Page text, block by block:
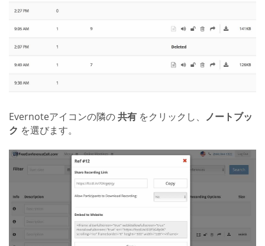
Evernoteアイコンの隣の共有 をクリックし、 ノートブッ
ク を選びます。